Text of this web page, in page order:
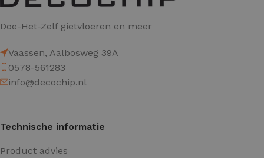
Doe-Het-Zelf gietvloeren en meer
Vaassen, Aalbosweg 39A
0578-561283
info@decochip.nl
Technische informatie
Product advies